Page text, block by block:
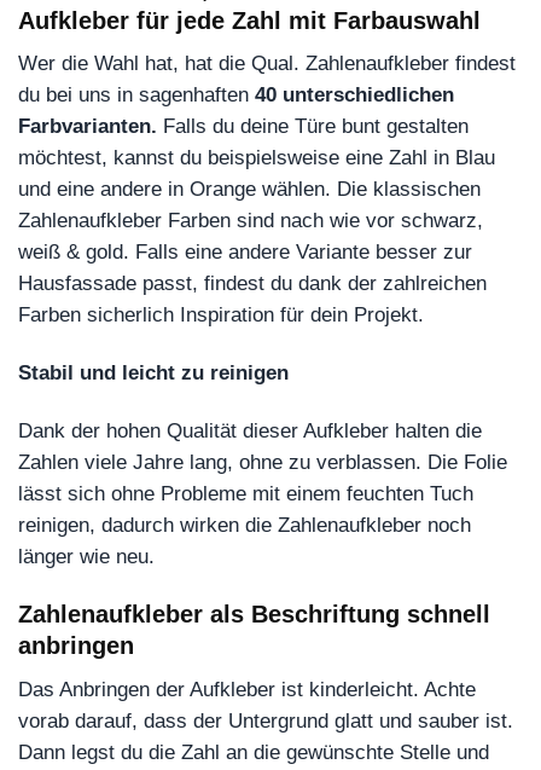
Aufkleber für jede Zahl mit Farbauswahl
Wer die Wahl hat, hat die Qual. Zahlenaufkleber findest
du bei uns in sagenhaften 40 unterschiedlichen
Farbvarianten. Falls du deine Türe bunt gestalten
möchtest, kannst du beispielsweise eine Zahl in Blau
und eine andere in Orange wählen. Die klassischen
Zahlenaufkleber Farben sind nach wie vor schwarz,
weiß & gold. Falls eine andere Variante besser zur
Hausfassade passt, findest du dank der zahlreichen
Farben sicherlich Inspiration für dein Projekt.
Stabil und leicht zu reinigen
Dank der hohen Qualität dieser Aufkleber halten die
Zahlen viele Jahre lang, ohne zu verblassen. Die Folie
lässt sich ohne Probleme mit einem feuchten Tuch
reinigen, dadurch wirken die Zahlenaufkleber noch
länger wie neu.
Zahlenaufkleber als Beschriftung schnell
anbringen
Das Anbringen der Aufkleber ist kinderleicht. Achte
vorab darauf, dass der Untergrund glatt und sauber ist.
Dann legst du die Zahl an die gewünschte Stelle und